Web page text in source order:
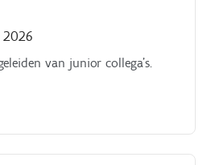
van junior collega's.